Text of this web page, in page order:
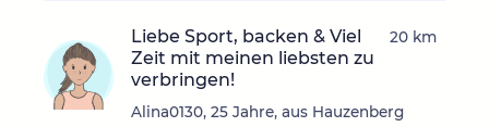
Liebe Sport, backen & Viel
Zeit mit meinen liebsten zu
verbringen!
Alina0130, 25 Jahre, aus Hauzenberg
20 km